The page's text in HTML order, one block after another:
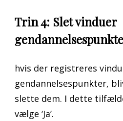
Trin 4: Slet vinduer
hvis der registreres
gendannelsespunkter,
slette dem. I dette
vælge ‘Ja’.